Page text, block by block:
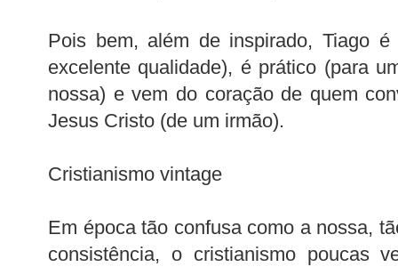
Pois bem, além de inspirado, Tiago
excelente qualidade), é prático (para
nossa) e vem do coração de quem
Jesus Cristo (de um irmão).
Cristianismo vintage
Em época tão confusa como a nossa,
consistência, o cristianismo poucas